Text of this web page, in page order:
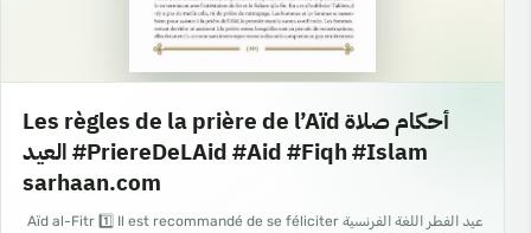
Les règles de la prière de l’Aïd أحكام صلاة
العيد #PriereDeLAid #Aid #Fiqh #Islam
sarhaan.com
عيد الفطر اللغة الفرنسية Aïd al-Fitr 1️⃣ Il est recommandé de se féliciter